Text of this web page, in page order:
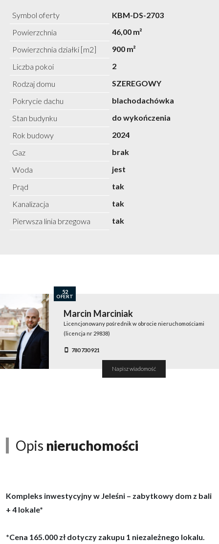
Symbol oferty
KBM-DS-2703
Powierzchnia
46,00 m²
Powierzchnia działki [m2]
900 m²
Liczba pokoi
2
Rodzaj domu
SZEREGOWY
Pokrycie dachu
blachodachówka
Stan budynku
do wykończenia
Rok budowy
2024
Gaz
brak
Woda
jest
Prąd
tak
Kanalizacja
tak
Pierwsza linia brzegowa
tak
Marcin Marciniak
Licencjonowany pośrednik w obrocie nieruchomościami
(licencja nr 29838)
780 730 921
Napisz wiadomość
52
OFERT
Opis nieruchomości
Kompleks inwestycyjny w Jeleśni – zabytkowy dom z bali
+ 4 lokale*
*Cena 165.000 zł dotyczy zakupu 1 niezależnego lokalu.